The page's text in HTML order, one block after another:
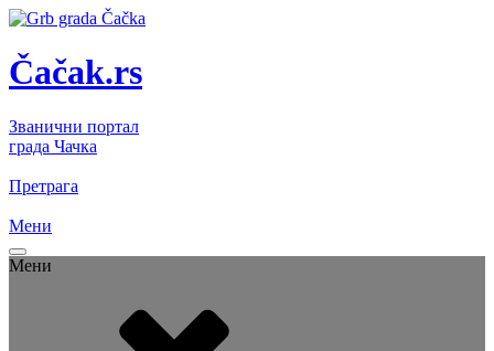
Čačak.rs
Званични портал
града Чачка
Претрага
Мени
Мени